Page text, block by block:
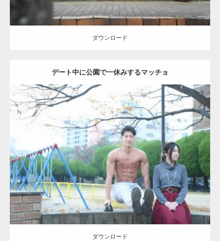
ダウンロード
デート中に公園で一休みするマッチョ
Update:2021.07.6
Category:公園のマッチョ その他 AKIHITO(細マッチョ) 腹筋
ダウンロード
ダウンロード